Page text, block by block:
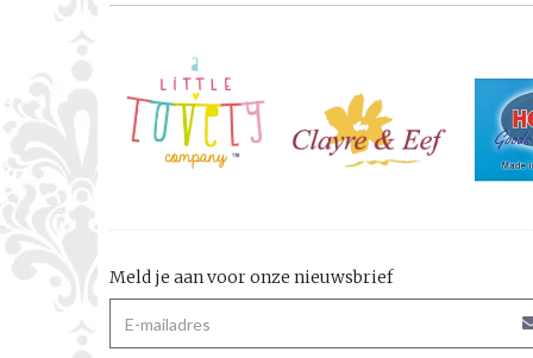
Meld je aan voor onze nieuwsbrief